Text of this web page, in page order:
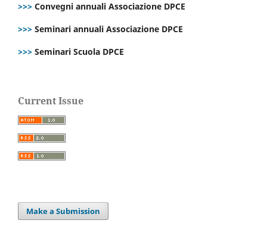
>>> Convegni annuali Associazione DPCE
>>> Seminari annuali Associazione DPCE
>>> Seminari Scuola DPCE
Current Issue
Make a Submission